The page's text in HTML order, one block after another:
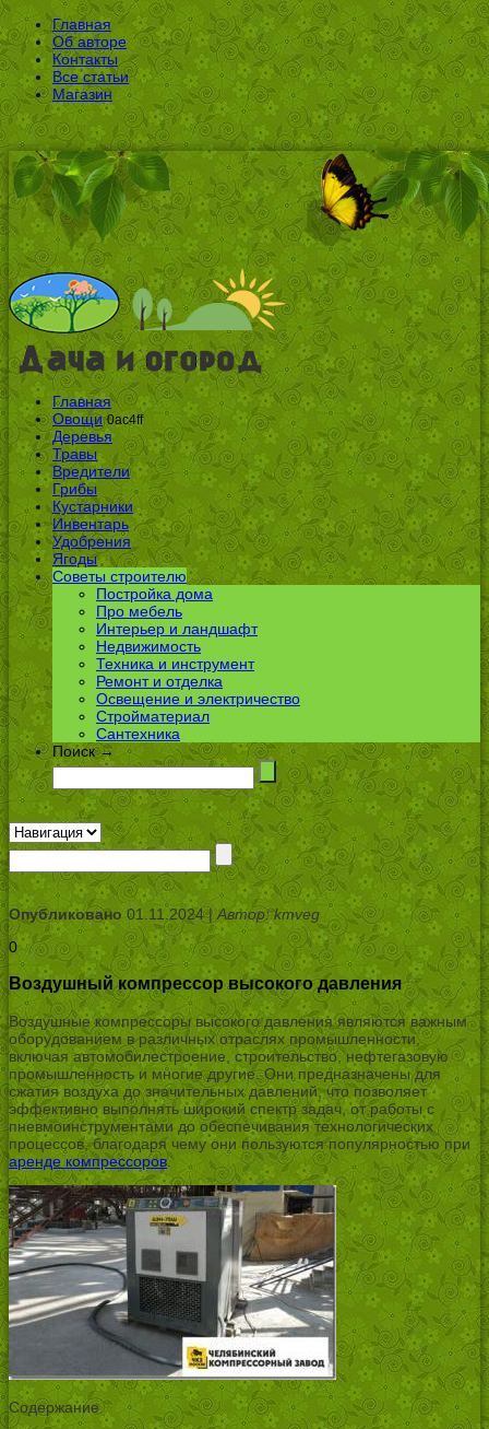
Главная
Об авторе
Контакты
Все статьи
Магазин
Главная
Овощи 0ac4ff
Деревья
Травы
Вредители
Грибы
Кустарники
Инвентарь
Удобрения
Ягоды
Советы строителю
Постройка дома
Про мебель
Интерьер и ландшафт
Недвижимость
Техника и инструмент
Ремонт и отделка
Освещение и электричество
Стройматериал
Сантехника
Поиск →
Опубликовано01.11.2024 | Автор: kmveg
0
Воздушный компрессор высокого давления
Воздушные компрессоры высокого давления являются важным
оборудованием в различных отраслях промышленности,
включая автомобилестроение, строительство, нефтегазовую
промышленность и многие другие. Они предназначены для
сжатия воздуха до значительных давлений, что позволяет
эффективно выполнять широкий спектр задач, от работы с
пневмоинструментами до обеспечивания технологических
процессов, благодаря чему они пользуются популярностью при
аренде компрессоров.
Содержание